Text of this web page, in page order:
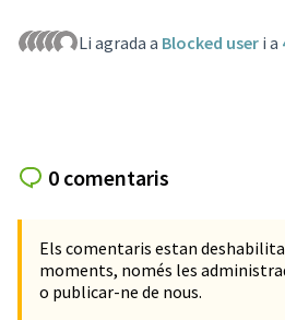
Li agrada a Blocked user i a
0 comentaris
Els comentaris estan
moments, només les
o publicar-ne de nous.